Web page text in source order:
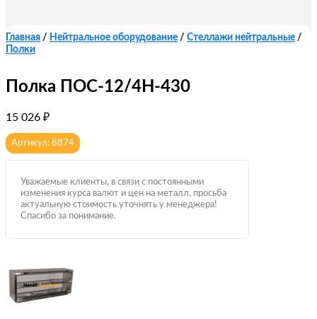
Главная / Нейтральное оборудование / Стеллажи нейтральные /
Полки
Полка ПОС-12/4Н-430
15 026 ₽
Артикул: 8874
Уважаемые клиенты, в связи с постоянными
изменения курса валют и цен на металл, просьба
актуальную стоимость уточнять у менеджера!
Спасибо за понимание.